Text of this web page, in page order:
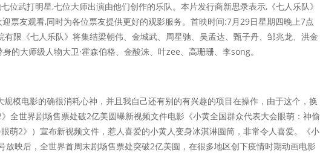
位武打明星,七位大师出演由他们创作的乐队。本片发行商新思录表示,《七人乐队》
票友观看,同时为各位票友提供更好的观影服务。首映时间:7月29日星期四晚上7点
限《七人乐队》将集结梁朝伟、金城武、周星驰、吴孟达、甄子丹、邹兆龙、洪金
的大师级人物大卫·霍森伯格、金酸洙、叶zee、高珊珊、李song。
规模电影的确很消耗心神，并且我自己还有别的有兴趣的项目在操作，由于这个，换
全世界剧场售票处破2亿美圆曝新视频文件电影《小黄全国群众代表大会眼萌：神偷
萌2》）宣布新视频文件，惹人喜爱的小黄人变身冰淇淋圆筒，非常令人喜爱。《小
放映后，全世界首周末剧场售票处突破2亿美圆，在很多地区创下疫情时期动画电影